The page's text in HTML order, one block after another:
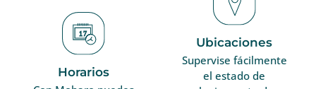
Horarios
Ubicaciones
Supervise fácilmente
el estado de